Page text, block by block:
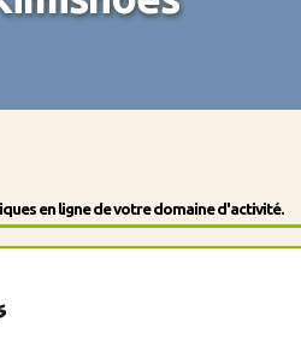
en ligne de votre domaine d'activité.